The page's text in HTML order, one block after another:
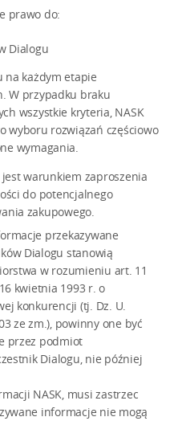
prawo do:
Dialogu
na każdym etapie
W przypadku braku
wszystkie kryteria, NASK
wyboru rozwiązań częściowo
wymagania.
jest warunkiem zaproszenia
do potencjalnego
zakupowego.
przekazywane
Dialogu stanowią
w rozumieniu art. 11
kwietnia 1993 r. o
konkurencji (tj. Dz. U.
ze zm.), powinny one być
przez podmiot
Dialogu, nie później
NASK, musi zastrzec
informacje nie mogą